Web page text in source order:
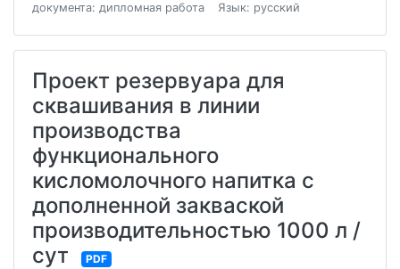
документа: дипломная работа
Язык: русский
Проект резервуара для
сквашивания в линии
производства
функционального
кисломолочного напитка с
дополненной закваской
производительностью 1000 л /
сут
PDF